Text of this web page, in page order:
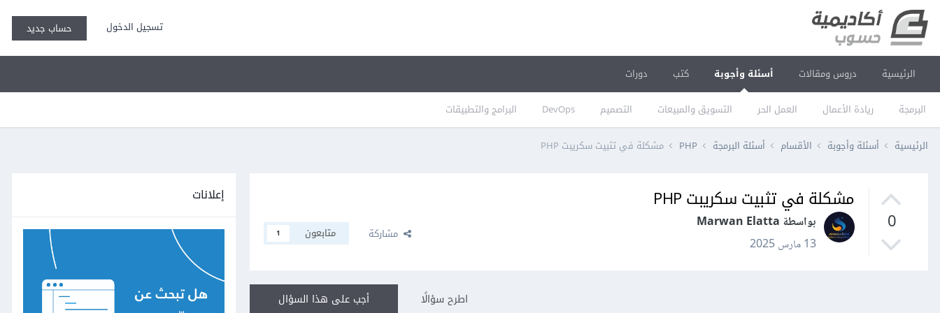
تسجيل الدخول حساب جديد
الرئيسية دروس ومقالات أسئلة وأجوبة
البرمجة ريادة الأعمال العمل الحر التسويق والمبيعات التصميم DevOps البرامج والتطبيقات
كتب دورات
الرئيسية أسئلة وأجوبة الأقسام أسئلة البرمجة PHP مشكلة في تثبيت سكريبت PHP
0
مشكلة في تثبيت سكريبت PHP
بواسطة Marwan Elatta
13 مارس 2025
مشاركة متابعون 1
أجب على هذا السؤال اطرح سؤالًا
إعلانات